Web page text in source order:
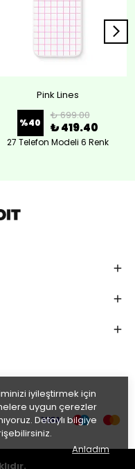
iyileştirmek için
uygun çerezler
Detaylı bilgiye
Anladım
Pink Lines
%40
₺ 699.00
₺ 419.40
27 Telefon Modeli 6 Renk